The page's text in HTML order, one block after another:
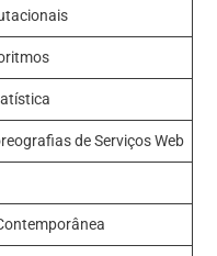
de Serviços Web